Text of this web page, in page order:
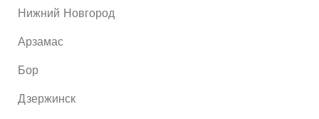
Нижний Новгород
Арзамас
Бор
Дзержинск